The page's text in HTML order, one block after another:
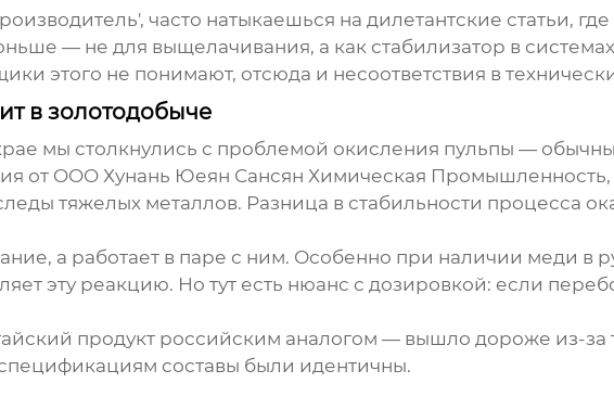
часто натыкаешься на дилетантские статьи,
— не для выщелачивания, а как стабилизатор в
этого не понимают, отсюда и несоответствия в
в золотодобыче
мы столкнулись с проблемой окисления пульпы —
от OOO Хунань Юеян Сансян Химическая Промышленность,
тяжелых металлов. Разница в стабильности процесса
а работает в паре с ним. Особенно при наличии меди в
эту реакцию. Но тут есть нюанс с дозировкой: если
продукт российским аналогом — вышло дороже из-за
составы были идентичны.